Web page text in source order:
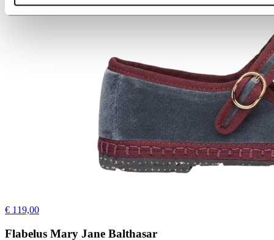
€ 119,00
Flabelus Mary Jane Balthasar